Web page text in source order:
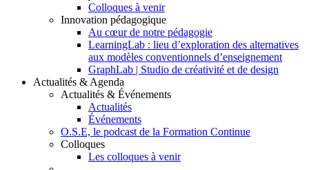
Colloques à venir
Innovation pédagogique
Au cœur de notre pédagogie
LearningLab : lieu d’exploration des alternatives
aux modèles conventionnels d’enseignement
GraphLab | Studio de créativité et de design
Actualités & Agenda
Actualités & Événements
Actualités
Événements
O.S.E, le podcast de la Formation Continue
Colloques
Les colloques à venir